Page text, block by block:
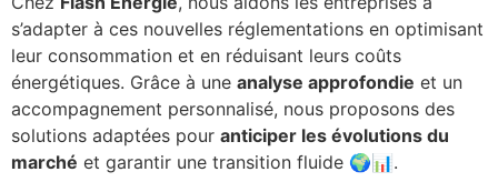
s’adapter à ces nouvelles réglementations en optimisant
leur consommation et en réduisant leurs coûts
énergétiques. Grâce à une analyse approfondie et un
accompagnement personnalisé, nous proposons des
solutions adaptées pour anticiper les évolutions du
marché et garantir une transition fluide 🌍📊.